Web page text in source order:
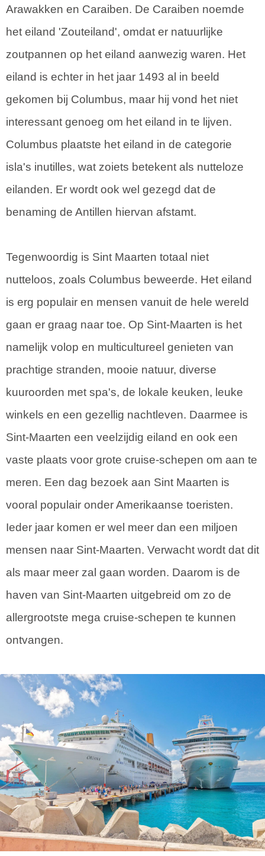
Arawakken en Caraiben. De Caraiben noemde
het eiland 'Zouteiland', omdat er natuurlijke
zoutpannen op het eiland aanwezig waren. Het
eiland is echter in het jaar 1493 al in beeld
gekomen bij Columbus, maar hij vond het niet
interessant genoeg om het eiland in te lijven.
Columbus plaatste het eiland in de categorie
isla's inutilles, wat zoiets betekent als nutteloze
eilanden. Er wordt ook wel gezegd dat de
benaming de Antillen hiervan afstamt.
Tegenwoordig is Sint Maarten totaal niet
nutteloos, zoals Columbus beweerde. Het eiland
is erg populair en mensen vanuit de hele wereld
gaan er graag naar toe. Op Sint-Maarten is het
namelijk volop en multicultureel genieten van
prachtige stranden, mooie natuur, diverse
kuuroorden met spa's, de lokale keuken, leuke
winkels en een gezellig nachtleven. Daarmee is
Sint-Maarten een veelzijdig eiland en ook een
vaste plaats voor grote cruise-schepen om aan te
meren. Een dag bezoek aan Sint Maarten is
vooral populair onder Amerikaanse toeristen.
Ieder jaar komen er wel meer dan een miljoen
mensen naar Sint-Maarten. Verwacht wordt dat dit
als maar meer zal gaan worden. Daarom is de
haven van Sint-Maarten uitgebreid om zo de
allergrootste mega cruise-schepen te kunnen
ontvangen.